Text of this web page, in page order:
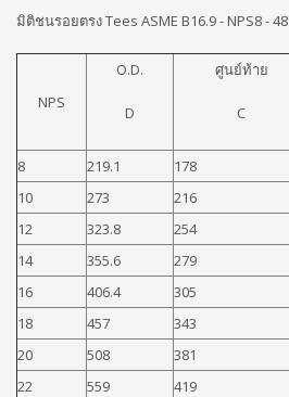
มิติชนรอยตรง Tees ASME B16.9 - NPS8 - 48
NPS
O.D.
D
ศูนย์ท้าย
C
8 219.1 178
10
273 216
12
323.8 254
14
355.6 279
16
406.4 305
18
457 343
20
508 381
22
559 419